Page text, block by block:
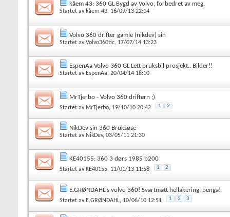
kåem 43: 360 GL Bygd av Volvo, forbedret av meg.
Startet av kåem 43, 16/09/13 22:14
Volvo 360 drifter gamle (nikdev) sin
Startet avVolvo360tic, 17/07/14 13:23
EspenAa Volvo 360 GL Lett bruksbil prosjekt.. Bilder!!
Startet av EspenAa, 20/04/14 18:10
MrTjerbo - Volvo 360 driftern ;)
Startet av MrTjerbo, 19/10/10 20:42 1 2
NikDev sin 360 Bruksøse
Startet av NikDev, 03/05/11 21:30
KE40155: 360 3 dørs 1985 b200
Startet avKE40155, 11/01/13 11:58 1 2
E.GRØNDAHL's volvo 360! Svartmatt hellakering, benga!
Startet av E.GRØNDAHL, 10/06/10 12:51 1 2 3